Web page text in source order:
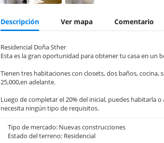
Descripción Ver mapa Comentario
Residencial Doña Sther
Esta es la gran oportunidad para obtener tu casa en un
Tienen tres habitaciones con closets, dos baños,
25,000,en adelante.
Luego de completar el 20% del inicial, puedes habitarla
necesita ningún tipo de requisitos.
Tipo de mercado: Nuevas construcciones
Estado del terreno: Residencial